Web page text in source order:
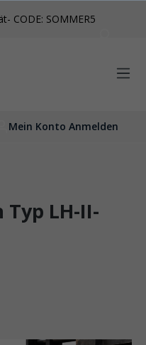
CODE: SOMMER5
Mein Konto Anmelden
LH-II-